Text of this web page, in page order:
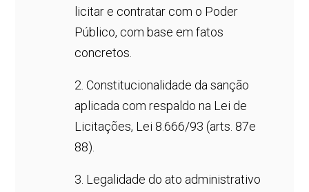
licitar e contratar com o Poder
Público, com base em fatos
concretos.
2. Constitucionalidade da sanção
aplicada com respaldo na Lei de
Licitações, Lei 8.666/93 (arts. 87e
88).
3. Legalidade do ato administrativo